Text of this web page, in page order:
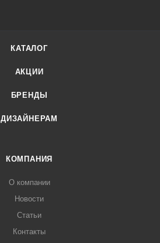
КАТАЛОГ
АКЦИИ
БРЕНДЫ
ДИЗАЙНЕРАМ
КОМПАНИЯ
О компании
Новости
Статьи
Контакты